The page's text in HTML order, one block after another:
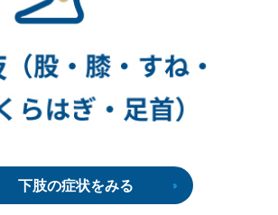
下肢の症状をみる